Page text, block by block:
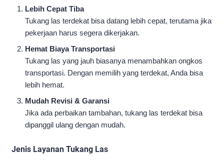
Lebih Cepat Tiba
Tukang las terdekat bisa datang lebih cepat, terutama jika
pekerjaan harus segera dikerjakan.
Hemat Biaya Transportasi
Tukang las yang jauh biasanya menambahkan ongkos
transportasi. Dengan memilih yang terdekat, Anda bisa
lebih hemat.
Mudah Revisi & Garansi
Jika ada perbaikan tambahan, tukang las terdekat bisa
dipanggil ulang dengan mudah.
Jenis Layanan Tukang Las